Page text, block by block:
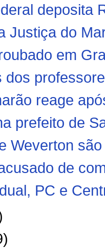
deposita
Justiça do
em
dos
reage
prefeito de
Weverton
de
PC e